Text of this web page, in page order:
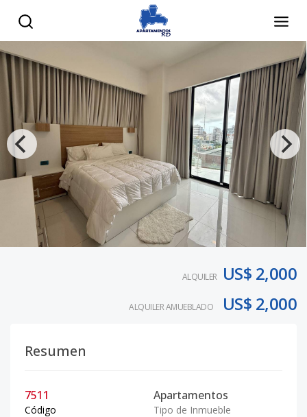
ALQUILER US$ 2,000
ALQUILER AMUEBLADO US$ 2,000
Resumen
7511
Código
Apartamentos
Tipo de Inmueble